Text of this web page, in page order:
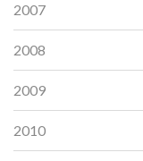
2007
2008
2009
2010